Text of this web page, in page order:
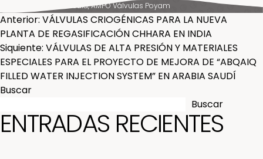
News & Media,AMPO Válvulas Poyam
NAVEGACIÓN
DE
ENTRADAS
Anterior: VÁLVULAS CRIOGÉNICAS PARA LA NUEVA
PLANTA DE REGASIFICACIÓN CHHARA EN INDIA
Siquiente: VÁLVULAS DE ALTA PRESIÓN Y MATERIALES
ESPECIALES PARA EL PROYECTO DE MEJORA DE “ABQAIQ
FILLED WATER INJECTION SYSTEM” EN ARABIA SAUDÍ
Buscar
Buscar
ENTRADAS RECIENTES